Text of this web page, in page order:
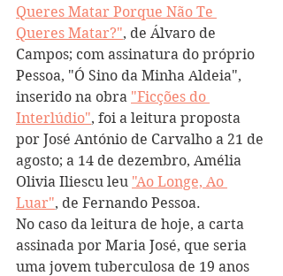
Queres Matar Porque Não Te
Queres Matar?", de Álvaro de
Campos; com assinatura do próprio
Pessoa, "Ó Sino da Minha Aldeia",
inserido na obra "Ficções do
Interlúdio", foi a leitura proposta
por José António de Carvalho a 21 de
agosto; a 14 de dezembro, Amélia
Olivia Iliescu leu "Ao Longe, Ao
Luar", de Fernando Pessoa.
No caso da leitura de hoje, a carta
assinada por Maria José, que seria
uma jovem tuberculosa de 19 anos